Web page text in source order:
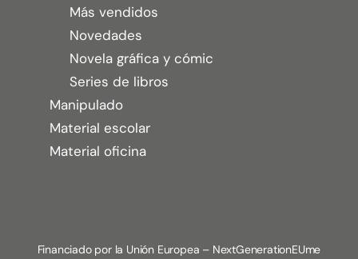
Más vendidos
Novedades
Novela gráfica y cómic
Series de libros
Manipulado
Material escolar
Material oficina
Financiado por la Unión Europea – NextGenerationEUme